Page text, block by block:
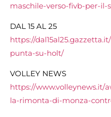
maschile-verso-fivb-per-il-
DAL 15 AL 25
https://dal15al25.gazzetta.it/
punta-su-holt/
VOLLEY NEWS
https://www.volleynews.it/
la-rimonta-di-monza-